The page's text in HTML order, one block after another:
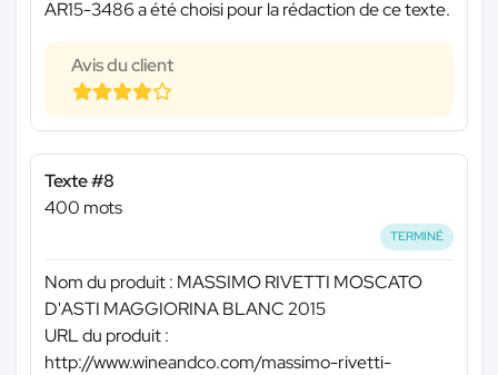
AR15-3486 a été choisi pour la rédaction de ce texte.
Avis du client
Texte #8
400 mots
TERMINÉ
Nom du produit : MASSIMO RIVETTI MOSCATO
D'ASTI MAGGIORINA BLANC 2015
URL du produit :
http://www.wineandco.com/massimo-rivetti-